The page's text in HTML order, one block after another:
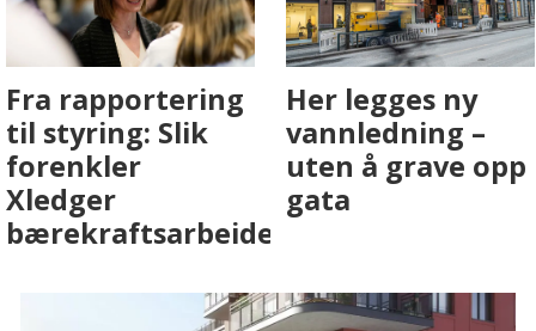
Fenistra endrer
eiendomsbransjen
med AI. Slik ser vi
på fremtiden
Det er i
Drammen det
skjer